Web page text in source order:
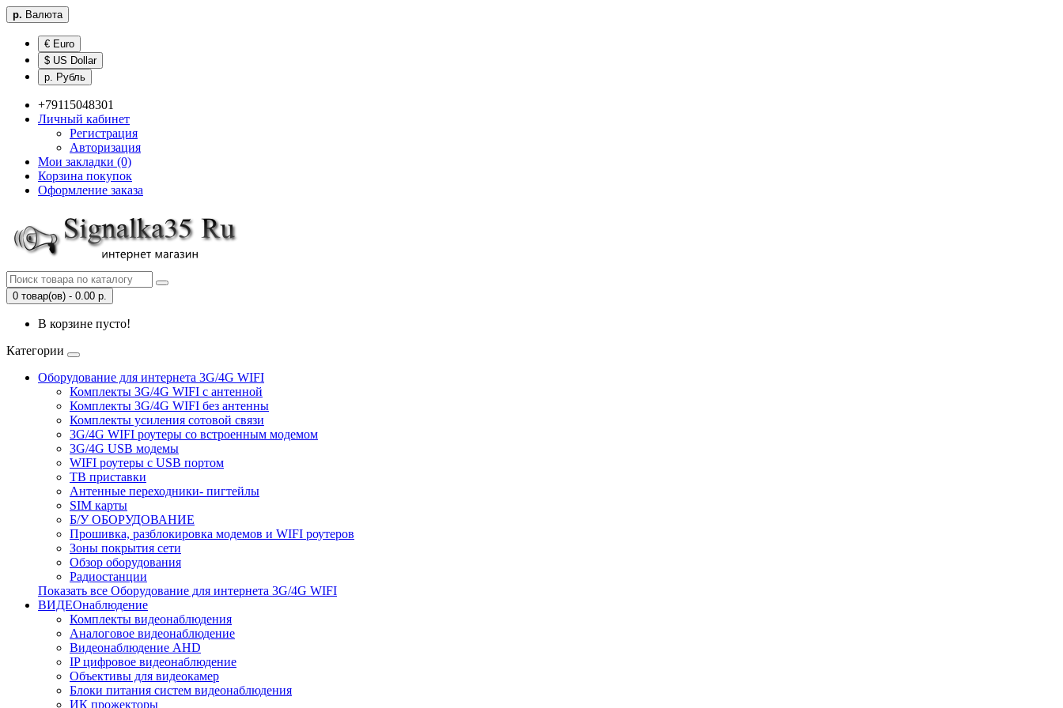
р. Валюта
€ Euro
$ US Dollar
р. Рубль
+79115048301
Личный кабинет
Регистрация
Авторизация
Мои закладки (0)
Корзина покупок
Оформление заказа
0 товар(ов) - 0.00 р.
В корзине пусто!
Категории
Оборудование для интернета 3G/4G WIFI
Комплекты 3G/4G WIFI с антенной
Комплекты 3G/4G WIFI без антенны
Комплекты усиления сотовой связи
3G/4G WIFI роутеры со встроенным модемом
3G/4G USB модемы
WIFI роутеры с USB портом
ТВ приставки
Антенные переходники- пигтейлы
SIM карты
Б/У ОБОРУДОВАНИЕ
Прошивка, разблокировка модемов и WIFI роутеров
Зоны покрытия сети
Обзор оборудования
Радиостанции
Показать все Оборудование для интернета 3G/4G WIFI
ВИДЕОнаблюдение
Комплекты видеонаблюдения
Аналоговое видеонаблюдение
Видеонаблюдение AHD
IP цифровое видеонаблюдение
Объективы для видеокамер
Блоки питания систем видеонаблюдения
ИК прожекторы